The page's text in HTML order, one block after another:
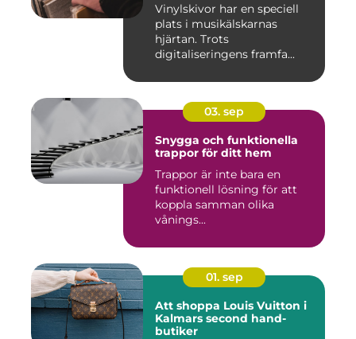
Vinylskivor har en speciell
plats i musikälskarnas
hjärtan. Trots
digitaliseringens framfa...
03. sep
Snygga och funktionella
trappor för ditt hem
Trappor är inte bara en
funktionell lösning för att
koppla samman olika
vånings...
01. sep
Att shoppa Louis Vuitton i
Kalmars second hand-
butiker